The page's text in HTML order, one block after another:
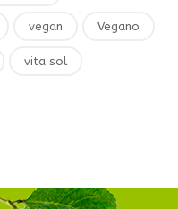
vegan Vegano
vita sol